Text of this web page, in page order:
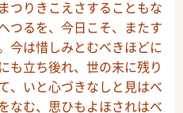
つりきこえさすることもな
つるを、今日こそ、またす
今は惜しみとむべきほどに
も立ち後れ、世の末に残り
、いと心づきなしと見はべ
なむ、思ひもよほされはべ